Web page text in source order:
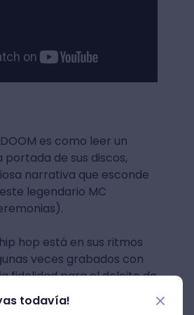
es como leer un
portada de sus discos,
narrativa que esconde
legendario MC
hop está en sus ritmos
veces grabados con
fidelidad para el deleite de
saturados del
programador web o
todavía!